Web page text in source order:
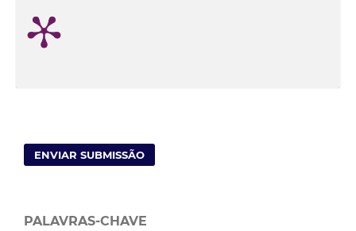
ENVIAR SUBMISSÃO
PALAVRAS-CHAVE